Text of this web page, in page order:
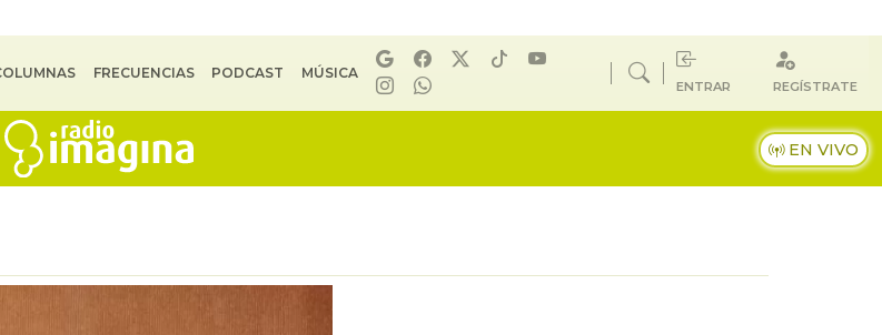
FRECUENCIAS PODCAST MÚSICA
ENTRAR REGÍSTRATE
EN VIVO